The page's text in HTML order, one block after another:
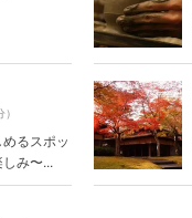
るスポッ
み〜...